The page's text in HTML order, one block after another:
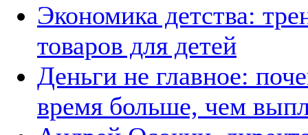
Экономика детства:
товаров для детей
Деньги не главное:
время больше, чем